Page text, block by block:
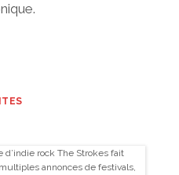
rock The Strokes fait
annonces de festivals,